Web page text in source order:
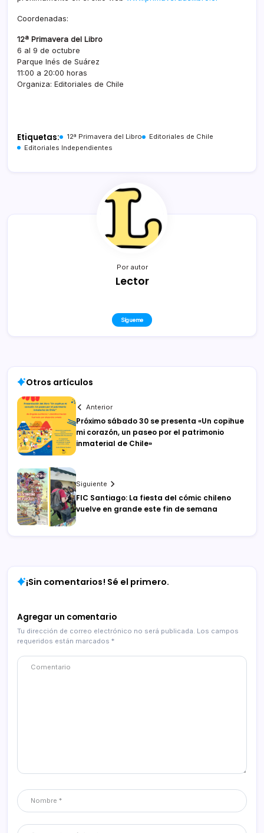
Coordenadas:
12ª Primavera del Libro
6 al 9 de octubre
Parque Inés de Suárez
11:00 a 20:00 horas
Organiza: Editoriales de Chile
Etiquetas: 12ª Primavera del Libro
Editoriales de Chile
Editoriales Independientes
Por autor
Lector
Sígueme
Otros artículos
Anterior
Próximo sábado 30 se presenta «Un copihue
mi corazón, un paseo por el patrimonio
inmaterial de Chile»
Siguiente
FIC Santiago: La fiesta del cómic chileno
vuelve en grande este fin de semana
¡Sin comentarios! Sé el primero.
Agregar un comentario
Tu dirección de correo electrónico no será publicada. Los campos
requeridos están marcados *